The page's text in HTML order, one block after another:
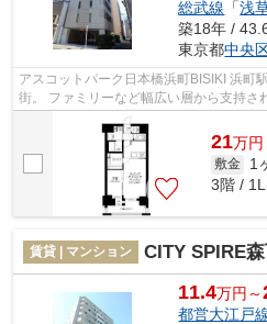
総武線 「浅
築18年 /
東京都中央
アスコットパーク日本橋浜町BISIKI 浜町駅は、治安が良く住み心地の良い
街。 ファミリーなど幅広い層から支持さ
も多く落ち着いた雰囲気も魅力。 駅...
21万円
敷金 1
3階 /
賃貸 | マンション CITY SPIRE森下
11.4万円～
都営大江戸